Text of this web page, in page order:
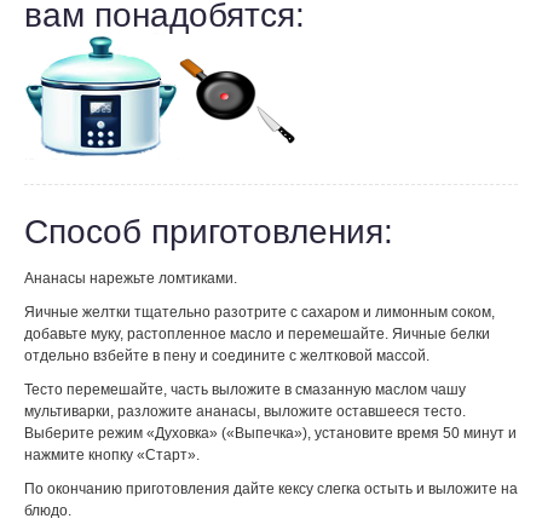
вам понадобятся:
Способ приготовления:
Ананасы нарежьте ломтиками.
Яичные желтки тщательно разотрите с сахаром и лимонным соком,
добавьте муку, растопленное масло и перемешайте. Яичные белки
отдельно взбейте в пену и соедините с желтковой массой.
Тесто перемешайте, часть выложите в смазанную маслом чашу
мультиварки, разложите ананасы, выложите оставшееся тесто.
Выберите режим «Духовка» («Выпечка»), установите время 50 минут и
нажмите кнопку «Старт».
По окончанию приготовления дайте кексу слегка остыть и выложите на
блюдо.